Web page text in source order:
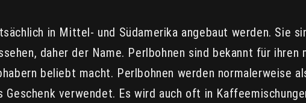
in Mittel- und Südamerika angebaut werden. Sie
daher der Name. Perlbohnen sind bekannt für ihren
beliebt macht. Perlbohnen werden normalerweise
verwendet. Es wird auch oft in